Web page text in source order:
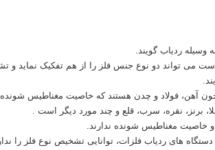
ردیاب گویند.
است می تواند دو نوع جنس فلز را از هم تفکیک نماید و
آهن، فولاد و چدن هستند که خاصیت مغناطیس شونده
برنز، نقره، سرب، قلع و چند مورد دیگر است .
و خاصیت مغناطیس شونده ندارند.
دستگاه های ردیاب فلزات، توانایی تشخیص نوع فلز را